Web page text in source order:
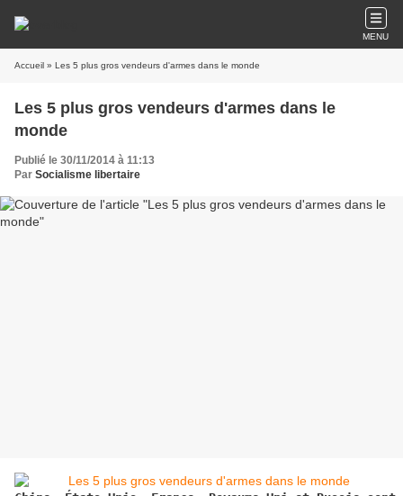
MENU
Accueil » Les 5 plus gros vendeurs d'armes dans le monde
Les 5 plus gros vendeurs d'armes dans le
monde
Publié le 30/11/2014 à 11:13
Par Socialisme libertaire